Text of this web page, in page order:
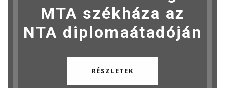
MTA székháza az
NTA diplomaátadóján
RÉSZLETEK